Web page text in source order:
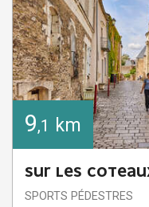
9,1 km
SUR LES
SPORTS PÉDESTRES